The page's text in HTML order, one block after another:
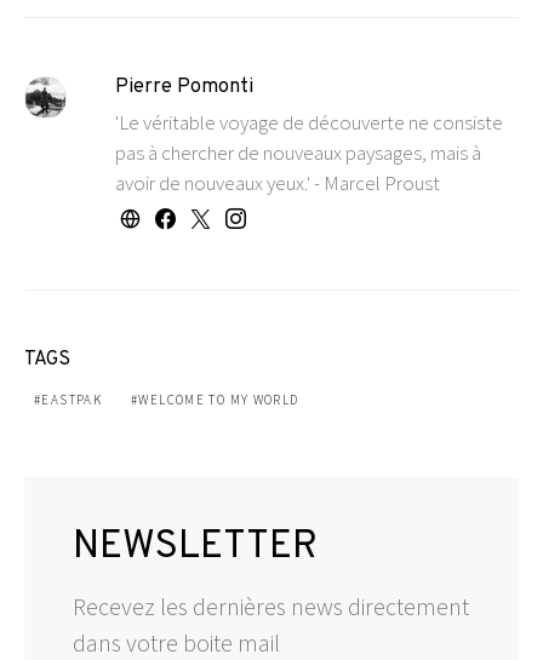
Pierre Pomonti
'Le véritable voyage de découverte ne consiste
pas à chercher de nouveaux paysages, mais à
avoir de nouveaux yeux.' - Marcel Proust
TAGS
EASTPAK WELCOME TO MY WORLD
NEWSLETTER
Recevez les dernières news directement
dans votre boite mail